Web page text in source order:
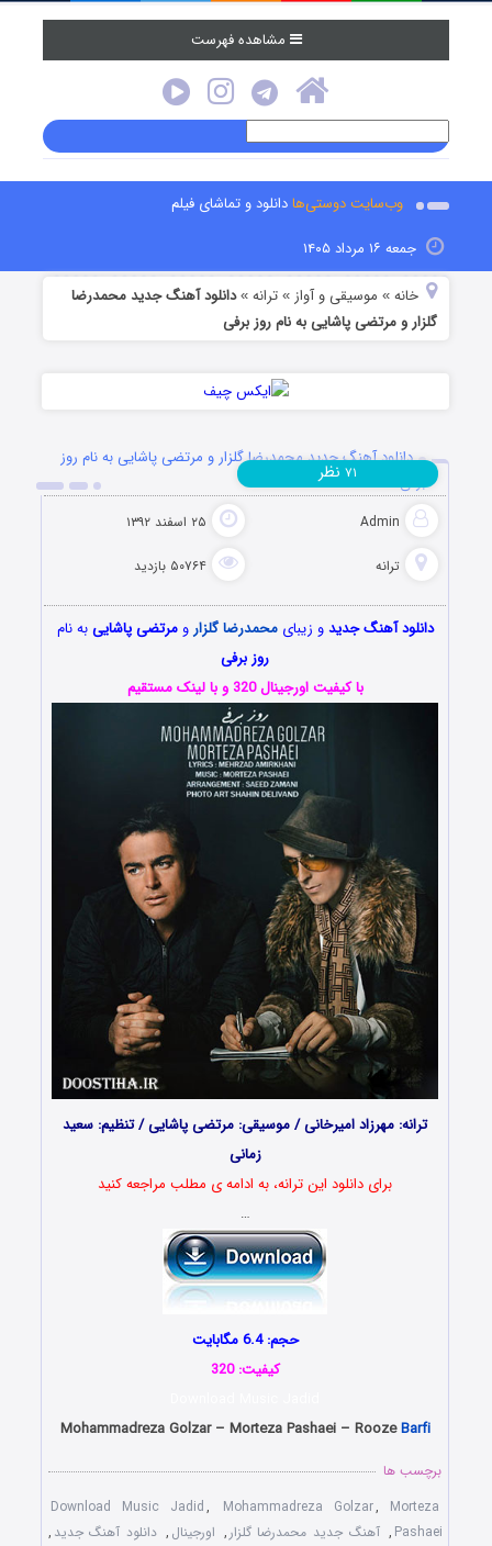
مشاهده فهرست
وب‌سایت دوستی‌هادانلود و تماشای فیلم
جمعه ۱۶ مرداد ۱۴۰۵
خانه » موسیقی و آواز »ترانه »دانلود آهنگ جدید محمدرضا
گلزار و مرتضی پاشایی به نام روز برفی
دانلود آهنگ جدید محمدرضا گلزار و مرتضی پاشایی به نام روز
برفی
Admin ۲۵ اسفند ۱۳۹۲
ترانه ۵۰۷۶۴ بازدید
۷۱ نظر
دانلود آهنگ جدیدو زیبایمحمدرضا گلزار ومرتضی پاشاییبه نام
روز برفی
با کیفیت اورجینال 320 و با لینک مستقیم
ترانه: مهرزاد امیرخانی / موسیقی: مرتضی پاشایی / تنظیم: سعید
زمانی
برای دانلود این ترانه، به ادامه ی مطلب مراجعه کنید
…
حجم: 6.4 مگابایت
کیفیت: 320
Mohammadreza Golzar – Morteza Pashaei – RoozeBarfi
برچسب ها
Download Music Jadid, Mohammadreza Golzar, Morteza
Pashaei
, آهنگ جدید محمدرضا گلزار , اورجینال , دانلود آهنگ جدید ,